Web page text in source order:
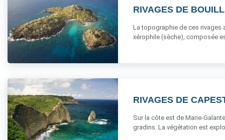
RIVAGES DE
La topographie de ces rivages
xérophile (sèche), composée
RIVAGES DE
Sur la côte est de Marie-
gradins. La végétation est